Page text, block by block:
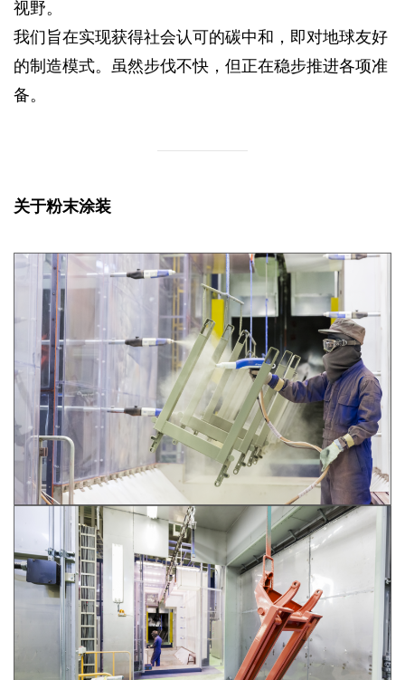
视野。
我们旨在实现获得社会认可的碳中和，即对地球友好
的制造模式。虽然步伐不快，但正在稳步推进各项准
备。
关于粉末涂装